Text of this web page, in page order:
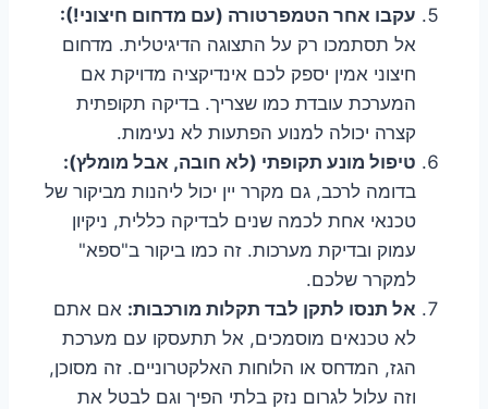
עקבו אחר הטמפרטורה (עם מדחום חיצוני!):
אל תסתמכו רק על התצוגה הדיגיטלית. מדחום
חיצוני אמין יספק לכם אינדיקציה מדויקת אם
המערכת עובדת כמו שצריך. בדיקה תקופתית
קצרה יכולה למנוע הפתעות לא נעימות.
טיפול מונע תקופתי (לא חובה, אבל מומלץ):
בדומה לרכב, גם מקרר יין יכול ליהנות מביקור של
טכנאי אחת לכמה שנים לבדיקה כללית, ניקיון
עמוק ובדיקת מערכות. זה כמו ביקור ב"ספא"
למקרר שלכם.
אל תנסו לתקן לבד תקלות מורכבות: אם אתם
לא טכנאים מוסמכים, אל תתעסקו עם מערכת
הגז, המדחס או הלוחות האלקטרוניים. זה מסוכן,
וזה עלול לגרום נזק בלתי הפיך וגם לבטל את